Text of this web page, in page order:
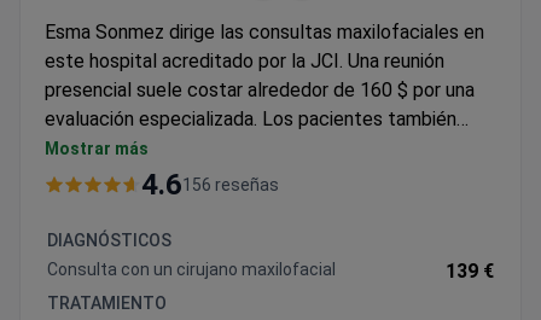
Esma Sonmez dirige las consultas maxilofaciales en
este hospital acreditado por la JCI. Una reunión
presencial suele costar alrededor de 160 $ por una
evaluación especializada. Los pacientes también
tienen la opción de una consulta en línea, que suele
costar alrededor de 180 $. Este servicio remoto
clara entre el paciente y el cirujano. El hospital
también cuenta con la certificación ISO y es una
instalación ecológica con certificación LEED Platino.
Mostrar más
4.6156 reseñas
DIAGNÓSTICOS
Consulta con un cirujano maxilofacial
139 €
TRATAMIENTO